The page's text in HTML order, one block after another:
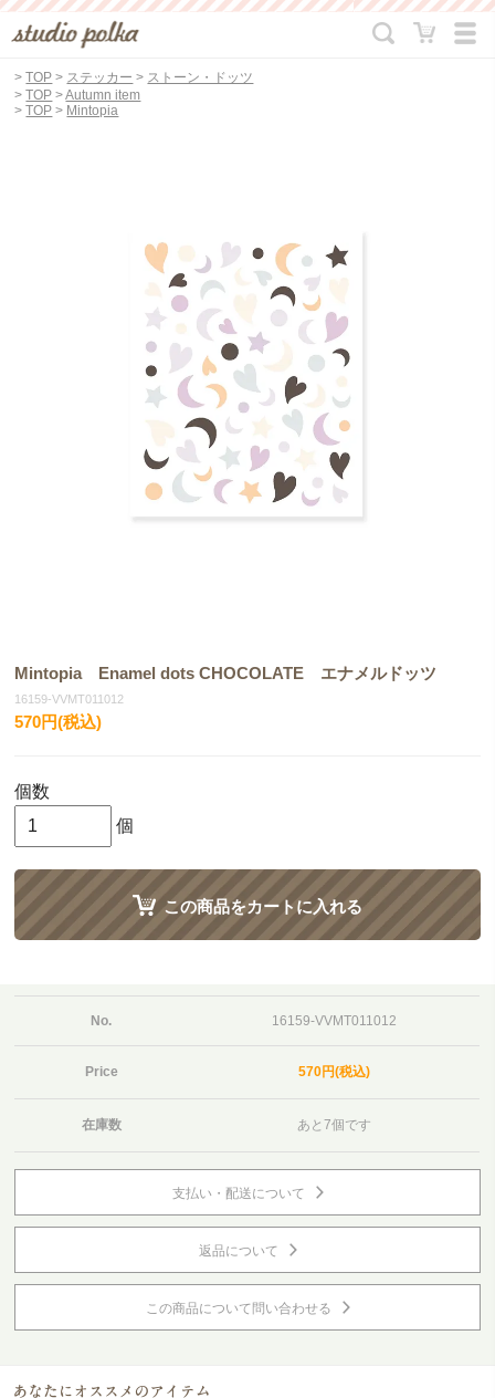
>TOP > ステッカー > ストーン・ドッツ
>TOP >Autumn item
>TOP > Mintopia
Mintopia Enamel dots CHOCOLATE エナメルドッツ
16159-VVMT011012
570円(税込)
個数
個
この商品をカートに入れる
No. 16159-VVMT011012
Price 570円(税込)
在庫数 あと7個です
支払い・配送について
返品について
この商品について問い合わせる